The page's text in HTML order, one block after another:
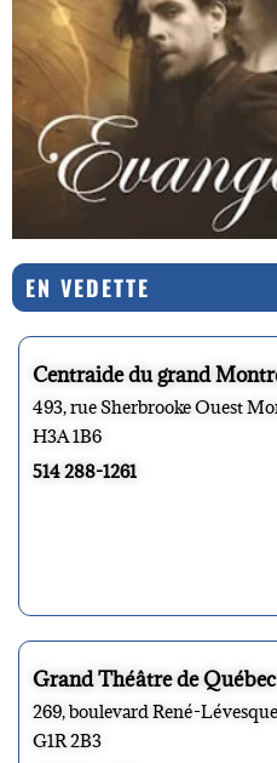
EN VEDETTE
Centraide du grand
493, rue Sherbrooke Ouest
H3A 1B6
514 288-1261
Grand Théâtre de
269, boulevard René-
G1R 2B3